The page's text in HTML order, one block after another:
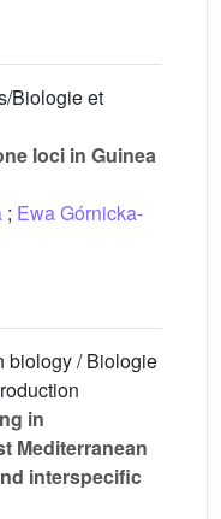
Biologie et
loci in Guinea
; Ewa Górnicka-
biology / Biologie
in
Mediterranean
interspecific